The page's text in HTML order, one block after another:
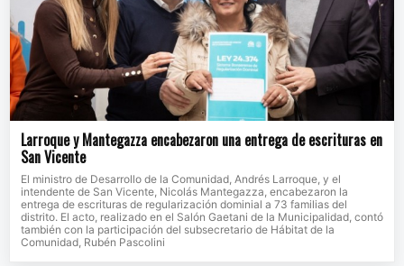
Larroque y Mantegazza encabezaron una entrega de escrituras en
San Vicente
El ministro de Desarrollo de la Comunidad, Andrés Larroque, y el
intendente de San Vicente, Nicolás Mantegazza, encabezaron la
entrega de escrituras de regularización dominial a 73 familias del
distrito. El acto, realizado en el Salón Gaetani de la Municipalidad, contó
también con la participación del subsecretario de Hábitat de la
Comunidad, Rubén Pascolini